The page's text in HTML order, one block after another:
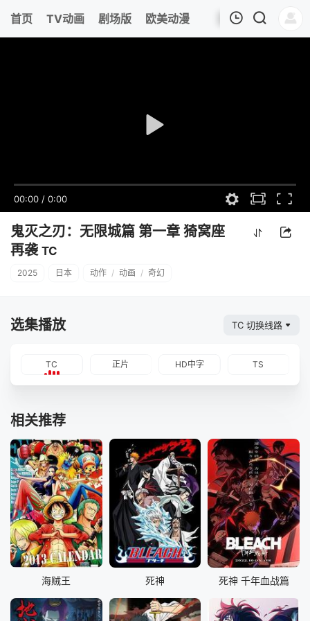
首页 TV动画 剧场版 欧美动漫
00:00 / 0:00
鬼灭之刃：无限城篇 第一章 猗窝座
再袭 TC
2025 日本 动作 / 动画 / 奇幻
选集播放 TC 切换线路
TC 正片 HD中字 TS
相关推荐
海贼王 死神 死神 千年血战篇